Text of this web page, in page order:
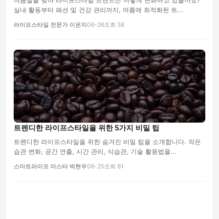
실내 활동부터 패션 및 건강 관리까지, 여름에 최적화된 트...
라이프스타일 전문가 이은지06-26조회 58
트렌디한 라이프스타일을 위한 5가지 비밀 팁
트렌디한 라이프스타일을 위한 숨겨진 비밀 팁을 소개합니다. 작은
습관 변화, 공간 연출, 시간 관리, 식습관, 기술 활용법을...
스마트라이프 마스터 박현우06-25조회 61